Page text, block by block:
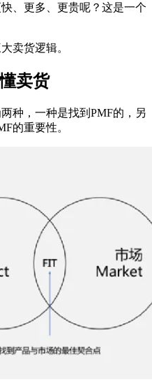
、更多、更贵呢？这是一个
卖货逻辑。
卖货
种，一种是找到PMF的，另
的重要性。